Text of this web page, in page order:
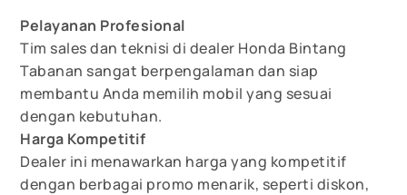
Pelayanan Profesional
Tim sales dan teknisi di dealer Honda Bintang
Tabanan sangat berpengalaman dan siap
membantu Anda memilih mobil yang sesuai
dengan kebutuhan.
Harga Kompetitif
Dealer ini menawarkan harga yang kompetitif
dengan berbagai promo menarik, seperti diskon,